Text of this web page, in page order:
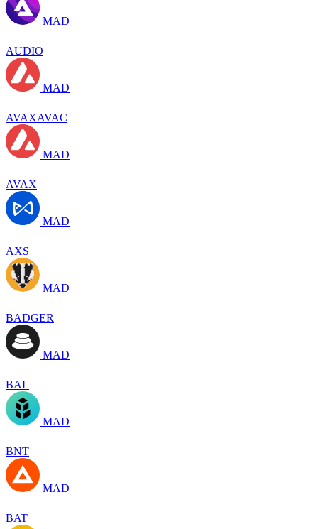
MAD
AUDIO
MAD
AVAXAVAC
MAD
AVAX
MAD
AXS
MAD
BADGER
MAD
BAL
MAD
BNT
MAD
BAT